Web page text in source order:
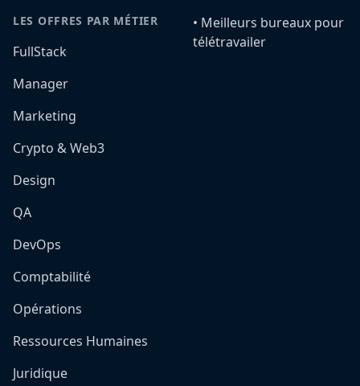
LES OFFRES PAR MÉTIER
FullStack
Manager
Marketing
Crypto & Web3
Design
QA
DevOps
Comptabilité
Opérations
Ressources Humaines
Juridique
•️ Meilleurs bureaux pour
télétravailer